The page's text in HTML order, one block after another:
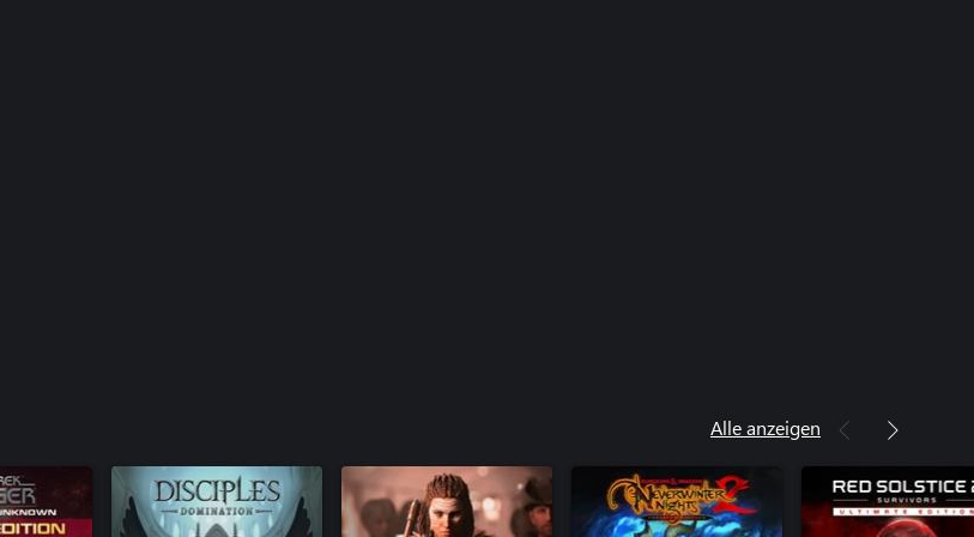
Alle anzeigen